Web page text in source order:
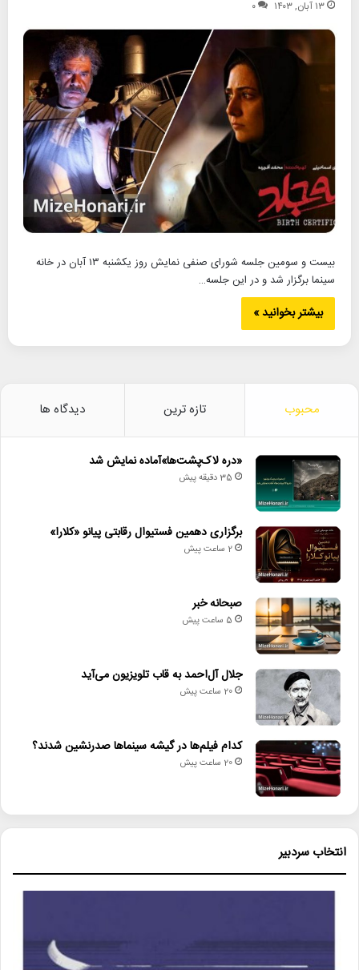
۱۳ آبان, ۱۴۰۳ ۰
بیست و سومین جلسه شورای صنفی نمایش روز یکشنبه ۱۳ آبان در خانه
سینما برگزار شد و در این جلسه…
بیشتر بخوانید »
محبوب تازه ترین دیدگاه ها
«دره لاک‌پشت‌ها»آماده نمایش شد
35 دقیقه پیش
برگزاری دهمین فستیوال رقابتی پیانو «کلارا»
2 ساعت پیش
صبحانه خبر
5 ساعت پیش
جلال آل‌احمد به قاب تلویزیون می‌آید
20 ساعت پیش
کدام فیلم‌ها در گیشه سینماها صدرنشین شدند؟
20 ساعت پیش
انتخاب سردبیر